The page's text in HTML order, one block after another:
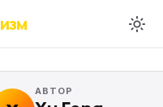
изм
АВТОР